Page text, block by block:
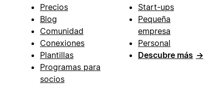
Precios
Blog
Comunidad
Conexiones
Plantillas
Programas para
socios
Start-ups
Pequeña
empresa
Personal
Descubre más →